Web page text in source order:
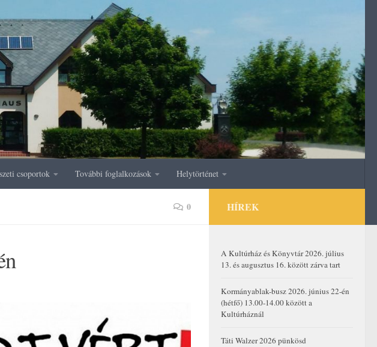
csoportok További foglalkozások Helytörténet
0 HÍREK
A Kultúrház és Könyvtár 2026. július
13. és augusztus 16. között zárva tart
Kormányablak-busz 2026. június 22-én
(hétfő) 13.00-14.00 között a
Kultúrháznál
Táti Walzer 2026 pünkösd